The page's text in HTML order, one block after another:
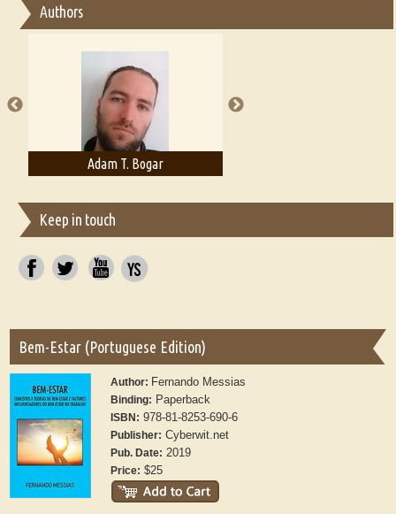
Essay on Multilingual
A Literary Critic's Lament... for fellow book reviewers, authors and
publishers
Authors
Adam T. Bogar
Keep in touch
Bem-Estar (Portuguese Edition)
Author: Fernando Messias
Binding: Paperback
ISBN: 978-81-8253-690-6
Publisher: Cyberwit.net
Pub. Date: 2019
Price: $25